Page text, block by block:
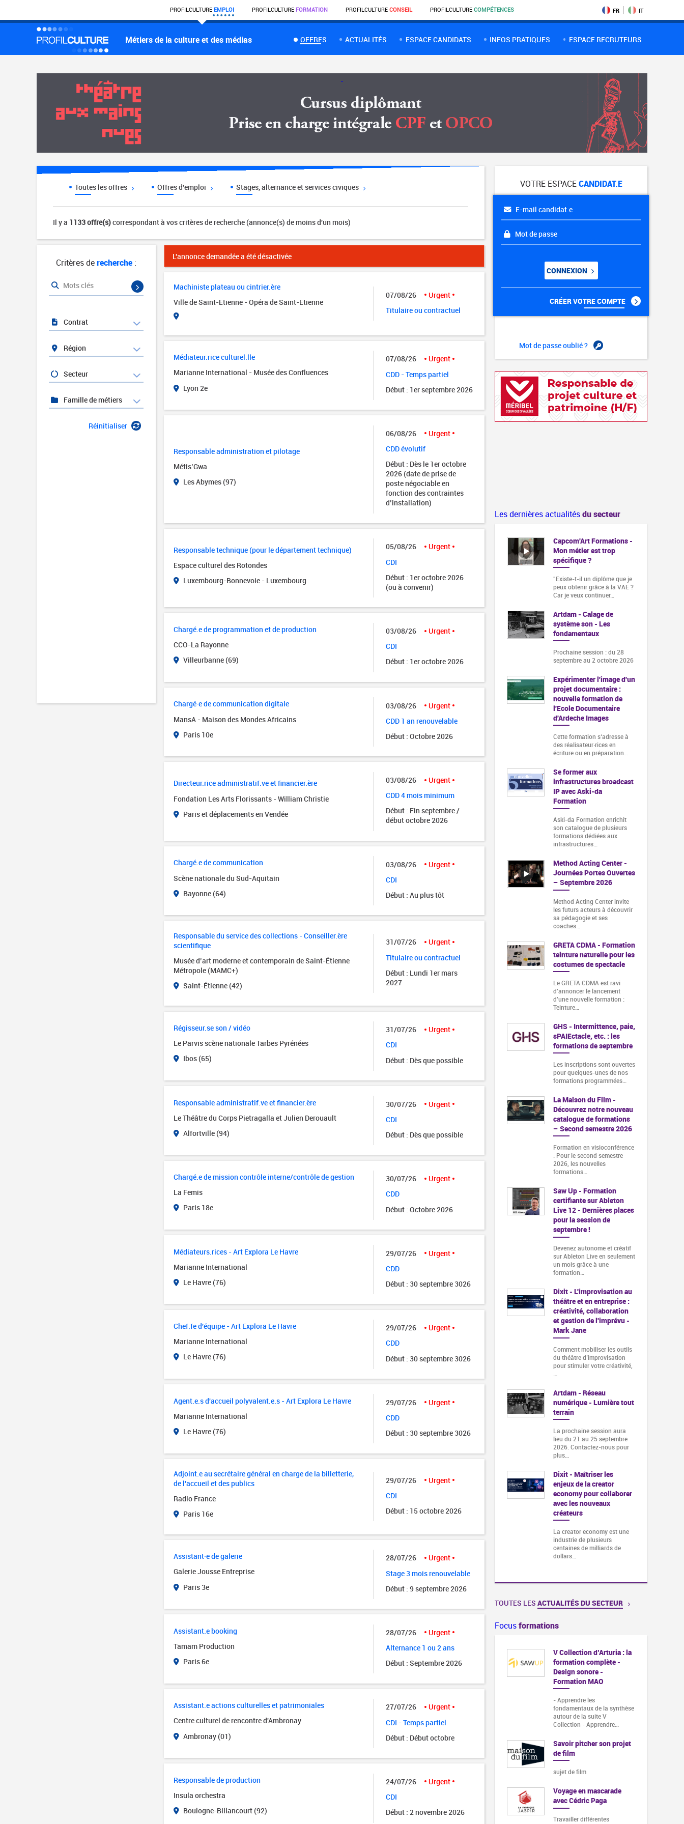
PROFILCULTURE EMPLOI PROFILCULTURE FORMATION PROFILCULTURE CONSEIL PROFILCULTURE COMPÉTENCES FR IT
Métiers de la culture et des médias OFFRES ACTUALITÉS ESPACE CANDIDATS INFOS PRATIQUES ESPACE RECRUTEURS
Toutes les offres Offres d'emploi Stages, alternance et services civiques
Il y a 1133 offre(s)correspondant à vos critères de recherche (annonce(s) de moins d'un mois)
L'annonce demandée a été désactivée
Machiniste plateau ou cintrier.ère
Ville de Saint-Etienne - Opéra de Saint-Etienne
07/08/26
Urgent
Titulaire ou contractuel
Médiateur.rice culturel.lle
Marianne International - Musée des Confluences
Lyon 2e
07/08/26
Urgent
CDD - Temps partiel
Début : 1er septembre 2026
Responsable administration et pilotage
Métis’Gwa
Les Abymes (97)
06/08/26
Urgent
CDD évolutif
Début : Dès le 1er octobre
2026 (date de prise de
poste négociable en
fonction des contraintes
d’installation)
Responsable technique (pour le département technique)
Espace culturel des Rotondes
Luxembourg-Bonnevoie - Luxembourg
05/08/26
Urgent
CDI
Début : 1er octobre 2026
(ou à convenir)
Chargé.e de programmation et de production
CCO-La Rayonne
Villeurbanne (69)
03/08/26
Urgent
CDI
Début : 1er octobre 2026
Chargé·e de communication digitale
MansA - Maison des Mondes Africains
Paris 10e
03/08/26
Urgent
CDD 1 an renouvelable
Début : Octobre 2026
Directeur.rice administratif.ve et financier.ère
Fondation Les Arts Florissants - William Christie
Paris et déplacements en Vendée
03/08/26
Urgent
CDD 4 mois minimum
Début : Fin septembre /
début octobre 2026
Chargé.e de communication
Scène nationale du Sud-Aquitain
Bayonne (64)
03/08/26
Urgent
CDI
Début : Au plus tôt
Responsable du service des collections - Conseiller.ère
scientifique
Musée d’art moderne et contemporain de Saint-Étienne
Métropole (MAMC+)
Saint-Étienne (42)
31/07/26
Urgent
Titulaire ou contractuel
Début : Lundi 1er mars
2027
Régisseur.se son / vidéo
Le Parvis scène nationale Tarbes Pyrénées
Ibos (65)
31/07/26
Urgent
CDI
Début : Dès que possible
Responsable administratif.ve et financier.ère
Le Théâtre du Corps Pietragalla et Julien Derouault
Alfortville (94)
30/07/26
Urgent
CDI
Début : Dès que possible
Chargé.e de mission contrôle interne/contrôle de gestion
La Femis
Paris 18e
30/07/26
Urgent
CDD
Début : Octobre 2026
Médiateurs.rices - Art Explora Le Havre
Marianne International
Le Havre (76)
29/07/26
Urgent
CDD
Début : 30 septembre 3026
Chef.fe d'équipe - Art Explora Le Havre
Marianne International
Le Havre (76)
29/07/26
Urgent
CDD
Début : 30 septembre 3026
Agent.e.s d'accueil polyvalent.e.s - Art Explora Le Havre
Marianne International
Le Havre (76)
29/07/26
Urgent
CDD
Début : 30 septembre 3026
Adjoint.e au secrétaire général en charge de la billetterie,
de l'accueil et des publics
Radio France
Paris 16e
29/07/26
Urgent
CDI
Début : 15 octobre 2026
Assistant·e de galerie
Galerie Jousse Entreprise
Paris 3e
28/07/26
Urgent
Stage 3 mois renouvelable
Début : 9 septembre 2026
Assistant.e booking
Tamam Production
Paris 6e
28/07/26
Urgent
Alternance 1 ou 2 ans
Début : Septembre 2026
Assistant.e actions culturelles et patrimoniales
Centre culturel de rencontre d'Ambronay
Ambronay (01)
27/07/26
Urgent
CDI - Temps partiel
Début : Début octobre
Responsable de production
Insula orchestra
Boulogne-Billancourt (92)
24/07/26
Urgent
CDI
Début : 2 novembre 2026
Critères derecherche:
Mots clés
Contrat
Région
Secteur
Famille de métiers
Réinitialiser
VOTRE ESPACECANDIDAT.E
E-mail candidat.e
Mot de passe
CONNEXION
CRÉER VOTRE COMPTE
Mot de passe oublié ?
Les dernières actualitésdu secteur
Capcom'Art Formations -
Mon métier est trop
spécifique ?
"Existe-t-il un diplôme que je
peux obtenir grâce à la VAE ?
Car je veux continuer…
Artdam - Calage de
système son - Les
fondamentaux
Prochaine session : du 28
septembre au 2 octobre 2026
Expérimenter l'image d'un
projet documentaire :
nouvelle formation de
l'Ecole Documentaire
d'Ardeche Images
Cette formation s‘adresse à
des réalisateur·rices en
écriture ou en préparation…
Se former aux
infrastructures broadcast
IP avec Aski-da
Formation
Aski-da Formation enrichit
son catalogue de plusieurs
formations dédiées aux
infrastructures…
Method Acting Center -
Journées Portes Ouvertes
– Septembre 2026
Method Acting Center invite
les futurs acteurs à découvrir
sa pédagogie et ses
coaches…
GRETA CDMA - Formation
teinture naturelle pour les
costumes de spectacle
Le GRETA CDMA est ravi
d'annoncer le lancement
d'une nouvelle formation :
Teinture…
GHS - Intermittence, paie,
sPAIEctacle, etc. : les
formations de septembre
Les inscriptions sont ouvertes
pour quelques-unes de nos
formations programmées…
La Maison du Film -
Découvrez notre nouveau
catalogue de formations
– Second semestre 2026
Formation en visioconférence
: Pour le second semestre
2026, les nouvelles
formations…
Saw Up - Formation
certifiante sur Ableton
Live 12 - Dernières places
pour la session de
septembre !
Devenez autonome et créatif
sur Ableton Live en seulement
un mois grâce à une
formation…
Dixit - L'improvisation au
théâtre et en entreprise :
créativité, collaboration
et gestion de l'imprévu -
Mark Jane
Comment mobiliser les outils
du théâtre d’improvisation
pour stimuler votre créativité,
Artdam - Réseau
numérique - Lumière tout
terrain
La prochaine session aura
lieu du 21 au 25 septembre
2026. Contactez-nous pour
plus…
Dixit - Maîtriser les
enjeux de la creator
economy pour collaborer
avec les nouveaux
créateurs
La creator economy est une
industrie de plusieurs
centaines de milliards de
dollars…
TOUTES LES ACTUALITÉS DU SECTEUR
Focusformations
V Collection d’Arturia : la
formation complète -
Design sonore -
Formation MAO
- Apprendre les
fondamentaux de la synthèse
autour de la suite V
Collection - Apprendre…
Savoir pitcher son projet
de film
sujet de film
Voyage en mascarade
avec Cédric Paga
Travailler différentes